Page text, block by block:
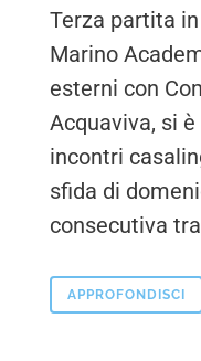
Terza partita
Marino
esterni con
Acquaviva, si
incontri
sfida di
consecutiva
APPROFONDISCI